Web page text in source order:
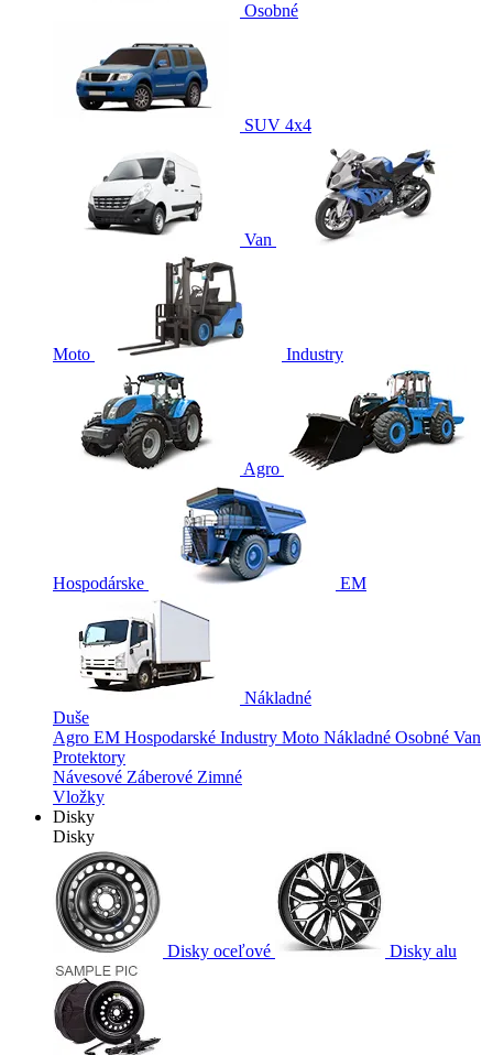
Osobné
SUV 4x4
Van
Moto Industry
Agro
Hospodárske EM
Nákladné
Duše
Agro EM Hospodarské Industry Moto Nákladné Osobné Van
Protektory
Návesové Záberové Zimné
Vložky
Disky
Disky
Disky oceľové Disky alu